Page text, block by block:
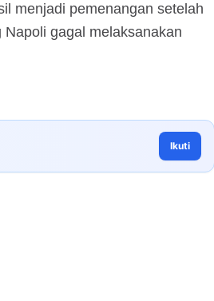
menjadi pemenangan setelah
gagal melaksanakan
Ikuti